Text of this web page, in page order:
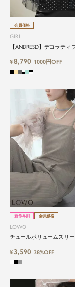
会員価格
GIRL
【ANDRESD】デコラティ
¥8,790 1000円OFF
新作早割 会員価格
LOWO
チュールボリュームスリ
¥ 3,590 28%OFF